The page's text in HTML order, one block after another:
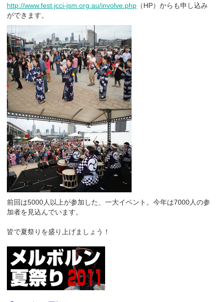
http://www.fest.jcci-jsm.org.au/involve.php （HP）からも申し込み
ができます。
前回は5000人以上が参加した、一大イベント。今年は7000人の参
加者を見込んでいます。
皆で夏祭りを盛り上げましょう！